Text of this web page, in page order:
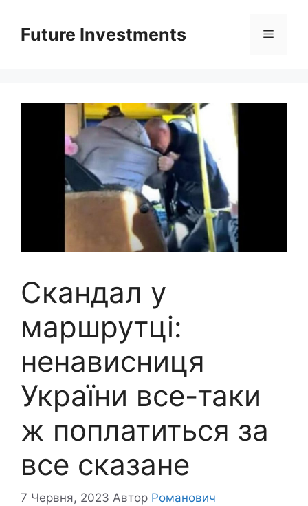
вмістуFuture Investments Меню
Скандал у
маршрутці:
ненависниця
України все-таки
ж поплатиться за
все сказане
7 Червня, 2023 Автор Романович